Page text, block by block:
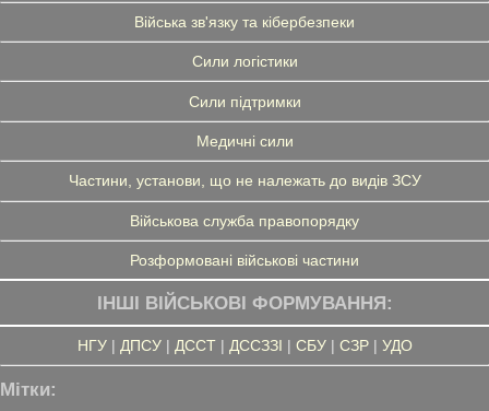
Війська зв'язку та кібербезпеки
Сили логістики
Сили підтримки
Медичні сили
Частини, установи, що не належать до видів ЗСУ
Військова служба правопорядку
Розформовані військові частини
ІНШІ ВІЙСЬКОВІ ФОРМУВАННЯ:
НГУ| ДПСУ| ДССТ| ДССЗЗІ | СБУ| СЗР| УДО
Мітки: